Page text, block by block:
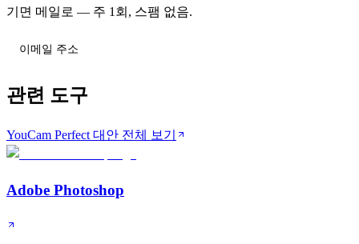
기면 메일로 — 주 1회, 스팸 없음.
관련 도구
YouCam Perfect 대안 전체 보기
Adobe Photoshop